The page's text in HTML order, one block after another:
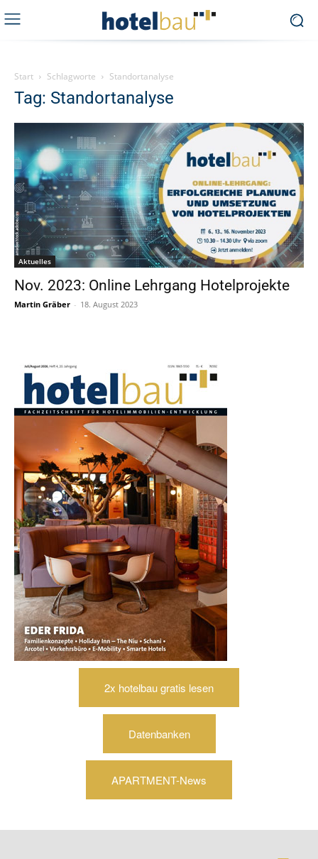
Start Schlagworte Standortanalyse
Tag: Standortanalyse
Aktuelles
Nov. 2023: Online Lehrgang Hotelprojekte
Martin Gräber - 18. August 2023
2x hotelbau gratis lesen
Datenbanken
APARTMENT-News